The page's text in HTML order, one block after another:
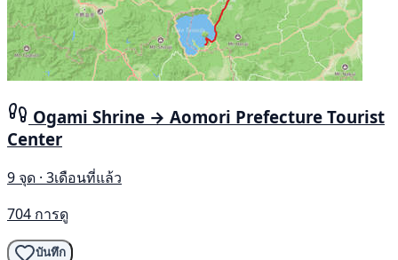
Ogami Shrine → Aomori Prefecture Tourist
Center
9 จุด · 3เดือนที่แล้ว
704 การดู
บันทึก